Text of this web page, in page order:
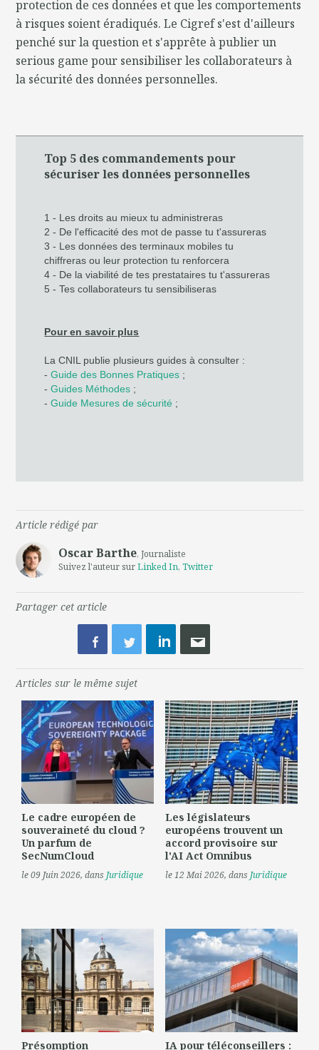
protection de ces données et que les comportements
à risques soient éradiqués. Le Cigref s'est d'ailleurs
penché sur la question et s'apprête à publier un
serious game pour sensibiliser les collaborateurs à
la sécurité des données personnelles.
Top 5 des commandements pour
sécuriser les données personnelles
1 - Les droits au mieux tu administreras
2 - De l'efficacité des mot de passe tu t'assureras
3 - Les données des terminaux mobiles tu
chiffreras ou leur protection tu renforcera
4 - De la viabilité de tes prestataires tu t'assureras
5 - Tes collaborateurs tu sensibiliseras
Pour en savoir plus
La CNIL publie plusieurs guides à consulter :
-Guide des Bonnes Pratiques ;
-Guides Méthodes ;
-Guide Mesures de sécurité ;
Article rédigé par
Oscar Barthe, Journaliste
Suivez l'auteur surLinked In,Twitter
Partager cet article
Articles sur le même sujet
Le cadre européen de
souveraineté du cloud ?
Un parfum de
SecNumCloud
le 09 Juin 2026, dans Juridique
Les législateurs
européens trouvent un
accord provisoire sur
l'AI Act Omnibus
le 12 Mai 2026, dans Juridique
Présomption IA pour téléconseillers :